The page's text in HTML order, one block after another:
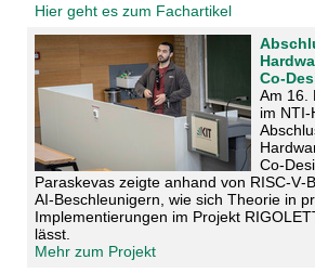
Hier geht es zum Fachartikel
Am 16.
im
Paraskevas zeigte anhand von
AI‑Beschleunigern, wie sich Theorie in
Implementierungen im Projekt
lässt.
Mehr zum Projekt